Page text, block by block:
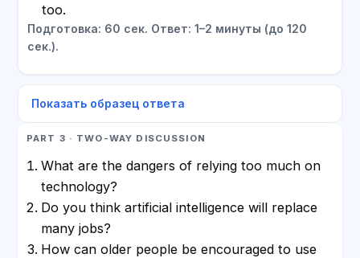
too.
Подготовка: 60 сек. Ответ: 1–2 минуты (до 120
сек.).
Показать образец ответа
PART 3 · TWO-WAY DISCUSSION
What are the dangers of relying too much on
technology?
Do you think artificial intelligence will replace
many jobs?
How can older people be encouraged to use